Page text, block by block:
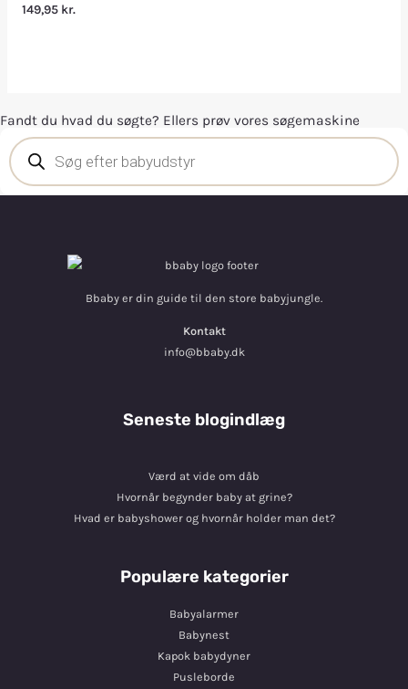
149,95 kr.
Fandt du hvad du søgte? Ellers prøv vores søgemaskine
Bbaby er din guide til den store babyjungle.
Kontakt
info@bbaby.dk
Seneste blogindlæg
Værd at vide om dåb
Hvornår begynder baby at grine?
Hvad er babyshower og hvornår holder man det?
Populære kategorier
Babyalarmer
Babynest
Kapok babydyner
Pusleborde